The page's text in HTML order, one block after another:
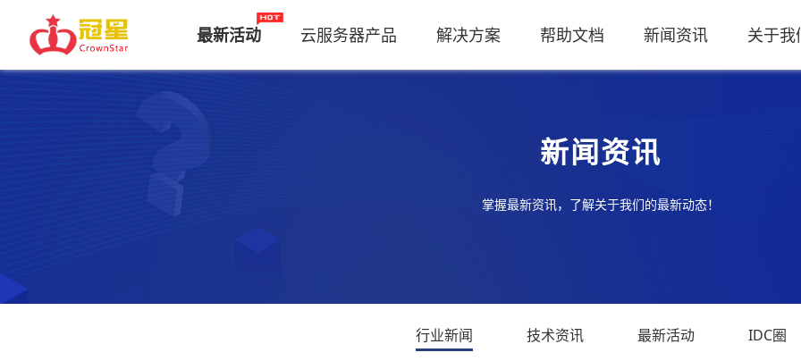
最新活动 云服务器产品 解决方案 帮助文档 新闻资讯 关于我
新闻资讯
掌握最新资讯，了解关于我们的最新动态！
行业新闻 技术资讯 最新活动 IDC圈